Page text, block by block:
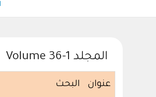
المجلد Volume 36-1
عنوان البحث